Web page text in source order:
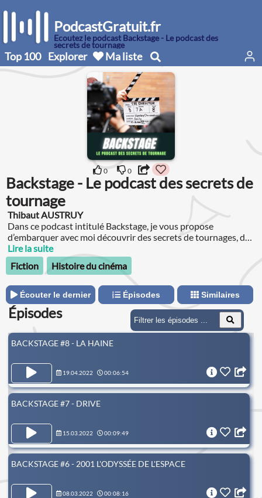
PodcastGratuit.fr
Écoutez le podcast Backstage - Le podcast des
secrets de tournage
Top 100 Explorer Ma liste
0 0
Backstage - Le podcast des secrets de
tournage
Thibaut AUSTRUY
Dans ce podcast intitulé Backstage, je vous propose
d’embarquer avec moi découvrir des secrets de tournages, des
anecdotes ou encore les coulisses de films français et
étrangers qui font la richesse du 7e Art.
Lire la suite
Fiction
Histoire du cinéma
Écouter le dernier Épisodes Similaires
Épisodes
BACKSTAGE #8 - LA HAINE
19.04.2022 00:06:54
BACKSTAGE #7 - DRIVE
15.03.2022 00:09:49
BACKSTAGE #6 - 2001 L'ODYSSÉE DE L'ESPACE
08.03.2022 00:08:16